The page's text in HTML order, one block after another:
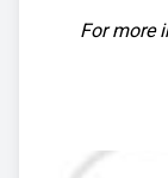
For more